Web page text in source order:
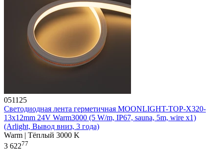
051125
Светодиодная лента герметичная MOONLIGHT-TOP-X320-
13x12mm 24V Warm3000 (5 W/m, IP67, sauna, 5m, wire x1)
(Arlight, Вывод вниз, 3 года)
Warm | Тёплый 3000 K
3 62277